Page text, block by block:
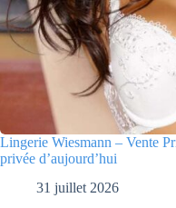
Lingerie Wiesmann – Vente
privée d’aujourd’hui
31 juillet 2026